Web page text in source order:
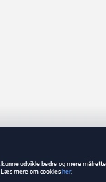
udvikle bedre og mere
mere om cookiesher.